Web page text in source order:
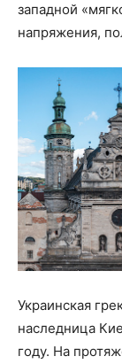
западной
напряжения,
Украинская
наследница
году. На